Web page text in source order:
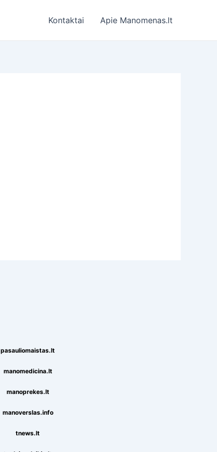
Kontaktai Apie Manomenas.lt
pasauliomaistas.lt
manomedicina.lt
manoprekes.lt
manoverslas.info
tnews.lt